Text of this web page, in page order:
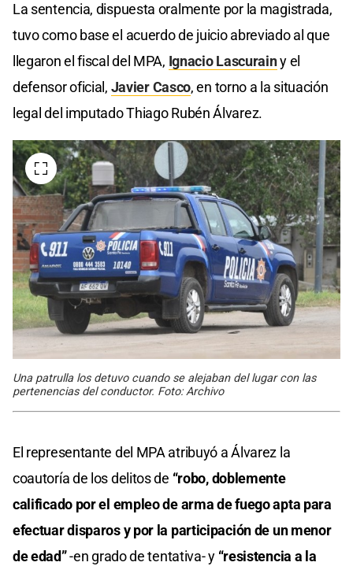
La sentencia, dispuesta oralmente por la magistrada,
tuvo como base el acuerdo de juicio abreviado al que
llegaron el fiscal del MPA, Ignacio Lascurainy el
defensor oficial, Javier Casco, en torno a la situación
legal del imputado Thiago Rubén Álvarez.
Una patrulla los detuvo cuando se alejaban del lugar con las
pertenencias del conductor. Foto: Archivo
El representante del MPA atribuyó a Álvarez la
coautoría de los delitos de “robo, doblemente
calificado por el empleo de arma de fuego apta para
efectuar disparos y por la participación de un menor
de edad”-en grado de tentativa- y “resistencia a la